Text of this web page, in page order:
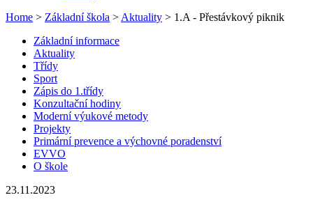
Home > Základní škola > Aktuality > 1.A - Přestávkový piknik
Základní informace
Aktuality
Třídy
Sport
Zápis do 1.třídy
Konzultační hodiny
Moderní výukové metody
Projekty
Primární prevence a výchovné poradenství
EVVO
O škole
23.11.2023